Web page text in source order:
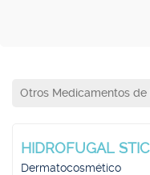
Otros Medicamentos de
HIDROFUGAL
Dermatocosmético